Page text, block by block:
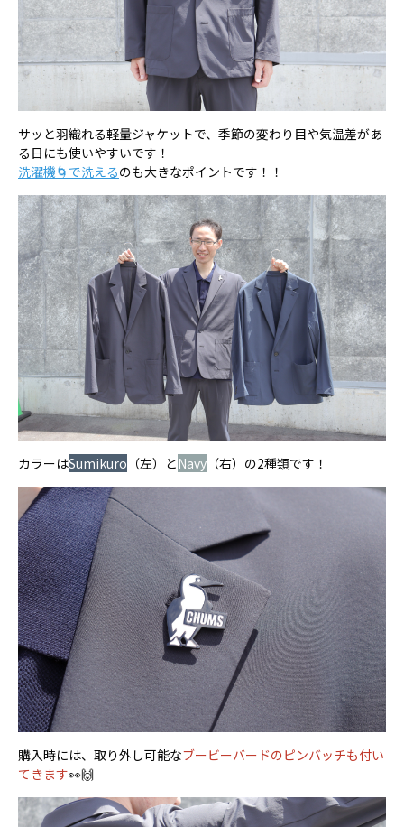
サッと羽織れる軽量ジャケットで、季節の変わり目や気温差があ
る日にも使いやすいです！
洗濯機🌀で洗えるのも大きなポイントです！！
カラーはSumikuro （左）とNavy （右）の2種類です！
購入時には、取り外し可能なブービーバードのピンバッチも付い
てきます👀🙌